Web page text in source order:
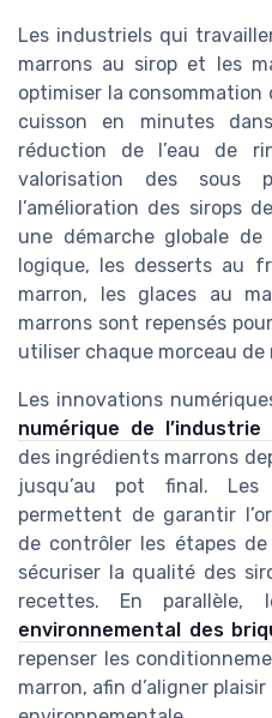
Les industriels qui
marrons au sirop et les
optimiser la consommation
cuisson en minutes
réduction de l’eau de
valorisation des sous
l’amélioration des sirops
une démarche globale
logique, les desserts au
marron, les glaces au
marrons sont repensés
utiliser chaque morceau de
Les innovations
numérique de l’industrie
des ingrédients marrons
jusqu’au pot final.
permettent de garantir
de contrôler les étapes
sécuriser la qualité des
recettes. En
environnemental des
repenser les
marron, afin d’aligner